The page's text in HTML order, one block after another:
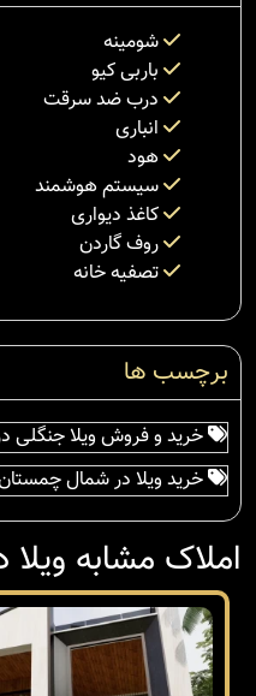
شومینه
باربی کیو
درب ضد سرقت
انباری
هود
سیستم هوشمند
کاغذ دیواری
روف گاردن
تصفیه خانه
برچسب ها
خرید و فروش ویلا جنگلی
خرید ویلا در شمال
املاک مشابه ویلا